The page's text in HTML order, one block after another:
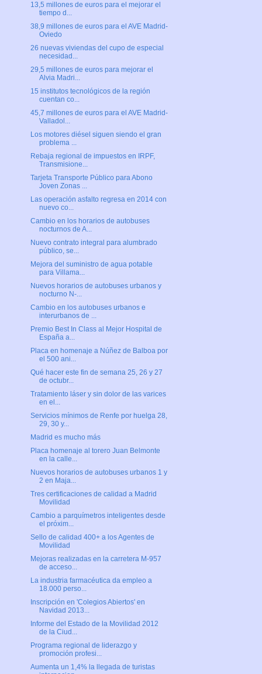
13,5 millones de euros para el mejorar el
tiempo d...
38,9 millones de euros para el AVE Madrid-
Oviedo
26 nuevas viviendas del cupo de especial
necesidad...
29,5 millones de euros para mejorar el
Alvia Madri...
15 institutos tecnológicos de la región
cuentan co...
45,7 millones de euros para el AVE Madrid-
Valladol...
Los motores diésel siguen siendo el gran
problema ...
Rebaja regional de impuestos en IRPF,
Transmisione...
Tarjeta Transporte Público para Abono
Joven Zonas ...
Las operación asfalto regresa en 2014 con
nuevo co...
Cambio en los horarios de autobuses
nocturnos de A...
Nuevo contrato integral para alumbrado
público, se...
Mejora del suministro de agua potable
para Villama...
Nuevos horarios de autobuses urbanos y
nocturno N-...
Cambio en los autobuses urbanos e
interurbanos de ...
Premio Best In Class al Mejor Hospital de
España a...
Placa en homenaje a Núñez de Balboa por
el 500 ani...
Qué hacer este fin de semana 25, 26 y 27
de octubr...
Tratamiento láser y sin dolor de las varices
en el...
Servicios mínimos de Renfe por huelga 28,
29, 30 y...
Madrid es mucho más
Placa homenaje al torero Juan Belmonte
en la calle...
Nuevos horarios de autobuses urbanos 1 y
2 en Maja...
Tres certificaciones de calidad a Madrid
Movilidad
Cambio a parquímetros inteligentes desde
el próxim...
Sello de calidad 400+ a los Agentes de
Movilidad
Mejoras realizadas en la carretera M-957
de acceso...
La industria farmacéutica da empleo a
18.000 perso...
Inscripción en 'Colegios Abiertos' en
Navidad 2013...
Informe del Estado de la Movilidad 2012
de la Ciud...
Programa regional de liderazgo y
promoción profesi...
Aumenta un 1,4% la llegada de turistas